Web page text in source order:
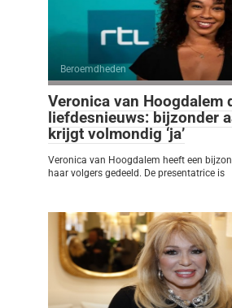
Beroemdheden
Veronica van Hoogdalem
liefdesnieuws: bijzonder
krijgt volmondig ‘ja’
Veronica van Hoogdalem heeft een
haar volgers gedeeld. De presentatrice is